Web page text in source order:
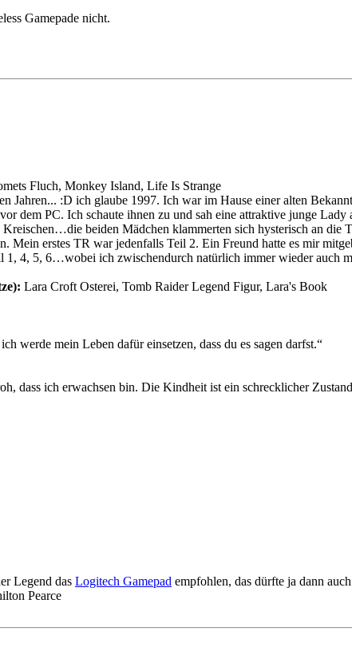
Gamepade nicht.
Fluch, Monkey Island, Life Is Strange
Jahren... :D ich glaube 1997. Ich war im Hause einer alten
dem PC. Ich schaute ihnen zu und sah eine attraktive junge
beiden Mädchen klammerten sich hysterisch an
Mein erstes TR war jedenfalls Teil 2. Ein Freund hatte es mir
4, 5, 6…wobei ich zwischendurch natürlich immer wieder auch
Lara Croft Osterei, Tomb Raider Legend Figur, Lara's Book
werde mein Leben dafür einsetzen, dass du es sagen darfst.“
dass ich erwachsen bin. Die Kindheit ist ein schrecklicher
Legend das Logitech Gamepad empfohlen, das dürfte ja dann
Pearce